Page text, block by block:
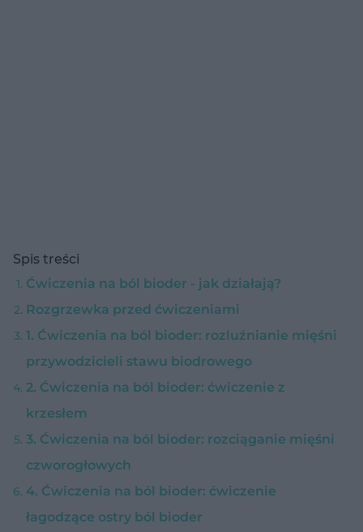
Spis treści
Ćwiczenia na ból bioder - jak działają?
Rozgrzewka przed ćwiczeniami
1. Ćwiczenia na ból bioder: rozluźnianie mięśni
przywodzicieli stawu biodrowego
2. Ćwiczenia na ból bioder: ćwiczenie z
krzesłem
3. Ćwiczenia na ból bioder: rozciąganie mięśni
czworogłowych
4. Ćwiczenia na ból bioder: ćwiczenie
łagodzące ostry ból bioder